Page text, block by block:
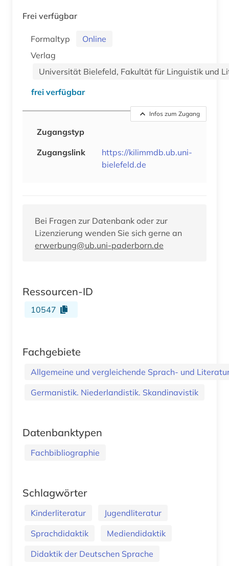
Frei verfügbar
Formaltyp
Online
Verlag
Universität Bielefeld, Fakultät für Linguistik und
frei verfügbar
Infos zum Zugang
Zugangstyp
Zugangslink
https://kilimmdb.ub.uni-
bielefeld.de
Bei Fragen zur Datenbank oder zur
Lizenzierung wenden Sie sich gerne an
erwerbung@ub.uni-paderborn.de
Ressourcen-ID
10547
Fachgebiete
Allgemeine und vergleichende Sprach- und
Germanistik. Niederlandistik. Skandinavistik
Datenbanktypen
Fachbibliographie
Schlagwörter
Kinderliteratur
Jugendliteratur
Sprachdidaktik
Mediendidaktik
Didaktik der Deutschen Sprache